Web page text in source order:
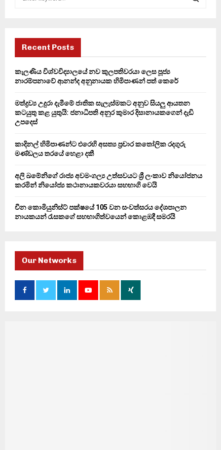
f
r
H
Recent Posts
කැලණිය විශ්වවිද්‍යාලයේ නව කුලපතිවරයා ලෙස පූජ්‍ය
නාරම්පනාවේ ආනන්ද අනුනායක හිමිපාණන් පත් කෙරේ
මත්ද්‍රව්‍ය උදුරා දැමීමේ ජාතික සැලැස්මකට අනුව සියලු ආයතන
කටයුතු කළ යුතුයි: ජනාධිපති අනුර කුමාර දිසානායකගෙන් දැඩි
උපදෙස්
කාදිනල් හිමිපාණන්ට එරෙහි අසත්‍ය ප්‍රචාර කතෝලික රදගුරු
මණ්ඩලය තරයේ හෙළා දකී
අලි ඛමේනිගේ රාජ්‍ය අවමංගල්‍ය උත්සවයට ශ්‍රී ලංකාව නියෝජනය
කරමින් නියෝජ්‍ය කථානායකවරයා සහභාගි වෙයි
චීන කොමියුනිස්ට් පක්ෂයේ 105 වන සංවත්සරය දේශපාලන
නායකයන් රැසකගේ සහභාගිත්වයෙන් කොළඹදී සමරයි
Our Networks